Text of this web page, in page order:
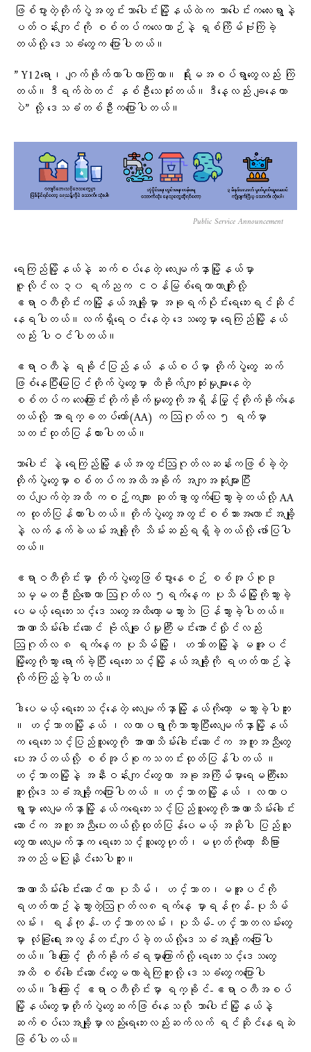
ဖြစ်ပွားတဲ့တိုက်ပွဲအတွင်းသာပေါင်းမြို့နယ်ထဲက သာပေါင်းကလေးရွာနဲ့
ပတ်ဝန်းကျင်ကို စစ်တပ်ကလေယာဉ်နဲ့ ရှစ်ကြိမ်ဗုံးကြဲခဲ့
တယ်လို့ ဒေသ‌ခံတွေက ပြောပါတယ်။
” Y12ရော၊ ဂျက်ဖိုက်တာပါလာကြဲတာ။ ရိုးမအစပ်ရွာတွေလည်း ကြဲ
တယ်။ဒီရက်ထဲတင် နှစ်ဦးသေဆုံးတယ်။ဒီနေ့လည်း ချနေတာ
ပဲ” လို့ ဒေသခံတစ်ဦးကပြောပါတယ်။
Public Service Announcement
ရေကြည်မြို့နယ်နဲ့ ဆက်စပ်နေတဲ့ လေးမျက်နှာမြို့နယ်မှာ
ဇူလိုင်လ ၃၀ ရက်ညက ငဝန်မြစ်ရေကာတာကျိုးလို့
ဧရာဝတီတိုင်းကမြို့နယ်အချို့မှာ အခုရက်ပိုင်းရေဘေးရင်ဆိုင်
နေရပါတယ်။လက်ရှိရေဝင်နေတဲ့ ဒေသတွေမှာ ရေကြည်မြို့နယ်
လည်း ပါဝင်ပါတယ်။
ဧရာဝတီနဲ့ ရခိုင်ပြည်နယ် နယ်စပ်မှာ တိုက်ပွဲတွေ ဆက်
ဖြစ်နေပြီးမြေပြင်တိုက်ပွဲတွေမှာ ထိခိုက်ကျဆုံးမှုများနေတဲ့
စစ်တပ်က လေကြောင်းတိုက်ခိုက်မှုတွေကိုအရှိန်မြှင့်တိုက်ခိုက်နေ
တယ်လို့ အာရက္ခတပ်တော်(AA) က ဩဂုတ်လ ၅ ရက်မှာ
သတင်းထုတ်ပြန်ထားပါတယ်။
သာပေါင်း နဲ့ ရေကြည်မြို့နယ်အတွင်းဩဂုတ်လဆန်းကဖြစ်ခဲ့တဲ့
တိုက်ပွဲတွေမှာစစ်တပ်ကအထိအခိုက် အကျအဆုံးများပြီး
တပ်ပျက်တဲ့အထိ ကစဉ့်ကလျား ဆုတ်ခွာထွက်ပြေးသွားခဲ့တယ်လို့ AA
က ထုတ်ပြန်ထားပါတယ်။တိုက်ပွဲတွေအတွင်းစစ်သားအလောင်းအချို့
နဲ့ လက်နက်ခဲယမ်းအချို့ကို သိမ်းဆည်းရရှိခဲ့တယ်လို့ ​ဖော်ပြပါ
တယ်။
ဧရာဝတီတိုင်းမှာ တိုက်ပွဲတွေဖြစ်ပွားနေစဉ် စစ်အုပ်စုဒု
သမ္မတဦးညိုစောဟာ ဩဂုတ်လ ၅ရက်နေ့က ပုသိမ်မြို့ကိုသွားခဲ့​
ပေမယ့် ရေဘေးသင့်‌ဒေသတွေအထိ​တော့မသွားဘဲ ပြန်သွားခဲ့ပါတယ်။
အာဏာသိမ်းခေါင်းဆောင် ဗိုလ်ချုပ်မှုးကြီးမင်းအောင်လှိုင်လည်း
ဩဂုတ်လ ၈ ရက်နေ့က ပုသိမ်မြို့၊ ဟသာ်တမြို့နဲ့ မအူပင်
မြို့​တွေကိုသွား ရောက်ခဲ့ပြီး ‌ရေဘေးသင့်မြို့နယ်အချို့ကို ရဟတ်ယာဉ်နဲ့
လိုက်ကြည့်ခဲ့ပါတယ်။
ဒါ​ပေမယ့် ​ရေ​ဘေးသင့်​​နေတဲ့ လေးမျက်နှာမြို့နယ်ကို​တော့ မသွားခဲ့ပါဘူး
။ ဟင်္သာတမြို့နယ် ၊လဟာပရွာကိုသာသွားပြီးလေးမျက်နှာမြို့နယ်
က ​ရေ​ဘေးသင့်ပြည်သူ​တွေကို အာဏာသိမ်း​ခေါင်း​ဆောင်က အကူအညီ​တွေ​
ပေးအပ်တယ်လို့ စစ်အုပ်စုကသတင်းထုတ်ပြန်ပါတယ် ။
ဟင်္သာတမြို့နဲ့ အနီးဝန်းကျင်​တွေဟာ ​အခုအကြိမ်မှာရေမကြီး​သေး
ဘူးလို့​ဒေသခံအချို့က​ပြောပါတယ် ။ဟင်္သာတမြို့နယ် ၊လဟာပ
ရွာမှာ​ ​လေးမျက်နှာမြို့နယ်ကရေ​ဘေးသင့်ပြည်သူ​တွေကိုအာဏာသိမ်း​ခေါင်း​
ဆောင်က အကူအညီ​ပေးတယ်လို့ထုတ်ပြန်​​ပေမယ့် အဆိုပါ ပြည်သူ​
တွေဟာ ​လေးမျက်နှာက ​ရေ​ဘေးသင့်သူ​တွေဟုတ်၊မဟုတ်ကို​တော့ သီးခြား
အတည်မပြုနိုင်​သေးပါဘူး။
အာဏာသိမ်း​ခေါင်း​ဆောင်ဟာ ပုသိမ်၊ ဟင်္သာတ၊မအူပင်ကို
ရဟတ်ယာဥ်နဲ့သွားတဲ့ဩဂုတ်လ၈ရက်နေ့ ​မှာရန်ကုန်-ပုသိမ်
လမ်း၊ ရန်ကုန်-ဟင်္သာတလမ်း၊ပုသိမ်-ဟင်္သာတလမ်းတွေ
မှာ လုံခြုံရေးအလွန်တင်းကျပ်ခဲ့တယ်လို့​ဒေသခံအချို့က​ပြောပါ
တယ်။ဒါ​ကြောင့် တိုက်ခိုက်ခံရမှာကြောက်လို့ ရေဘေးသင့်ဒေသတွေ
အထိ စစ်ခေါင်းဆောင်တွေမလာရဲကြဘူးလို့ ဒေသခံတွေကပြောပါ
တယ်။ဒါ​ကြောင့် ဧရာဝတီတိုင်းမှာ ရက္ခိုင်-ဧရာဝတီအစပ်
မြို့နယ်​တွေမှာတိုက်ပွဲတွေဆက်ဖြစ်နေသလို သာ​​ပေါင်းမြိို့နယ်နဲ့
ဆက်စပ်​သေအချို့မှာလည်းရေဘေးလည်းဆက်လက် ရင်ဆိုင်နေရဆဲ
ဖြစ်ပါတယ်။